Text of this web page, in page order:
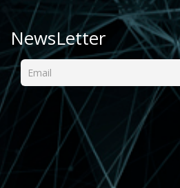
NewsLetter